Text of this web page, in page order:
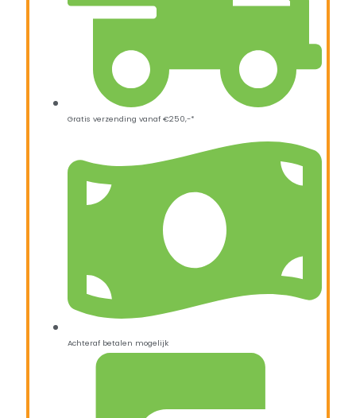
Gratis verzending vanaf €250,-*
Achteraf betalen mogelijk